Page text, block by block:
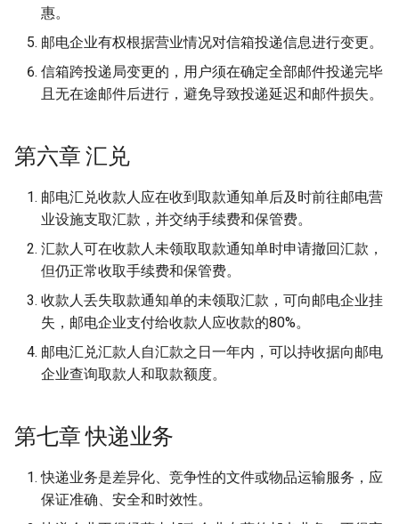
惠。
邮电企业有权根据营业情况对信箱投递信息进行变更。
信箱跨投递局变更的，用户须在确定全部邮件投递完毕
且无在途邮件后进行，避免导致投递延迟和邮件损失。
第六章 汇兑
邮电汇兑收款人应在收到取款通知单后及时前往邮电营
业设施支取汇款，并交纳手续费和保管费。
汇款人可在收款人未领取取款通知单时申请撤回汇款，
但仍正常收取手续费和保管费。
收款人丢失取款通知单的未领取汇款，可向邮电企业挂
失，邮电企业支付给收款人应收款的80%。
邮电汇兑汇款人自汇款之日一年内，可以持收据向邮电
企业查询取款人和取款额度。
第七章 快递业务
快递业务是差异化、竞争性的文件或物品运输服务，应
保证准确、安全和时效性。